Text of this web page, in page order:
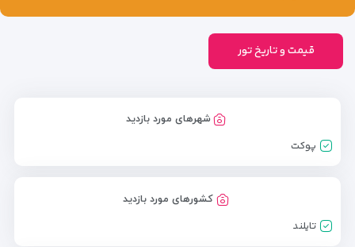
قیمت و تاریخ تور
شهرهای مورد بازدید
پوکت
کشورهای مورد بازدید
تایلند